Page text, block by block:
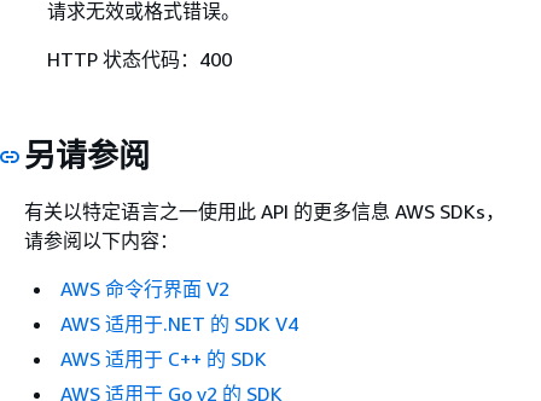
请求无效或格式错误。
HTTP 状态代码：400
另请参阅
有关以特定语言之一使用此 API 的更多信息 AWS SDKs，
请参阅以下内容：
AWS 命令行界面 V2
AWS 适用于.NET 的 SDK V4
AWS 适用于 C++ 的 SDK
AWS 适用于 Go v2 的 SDK